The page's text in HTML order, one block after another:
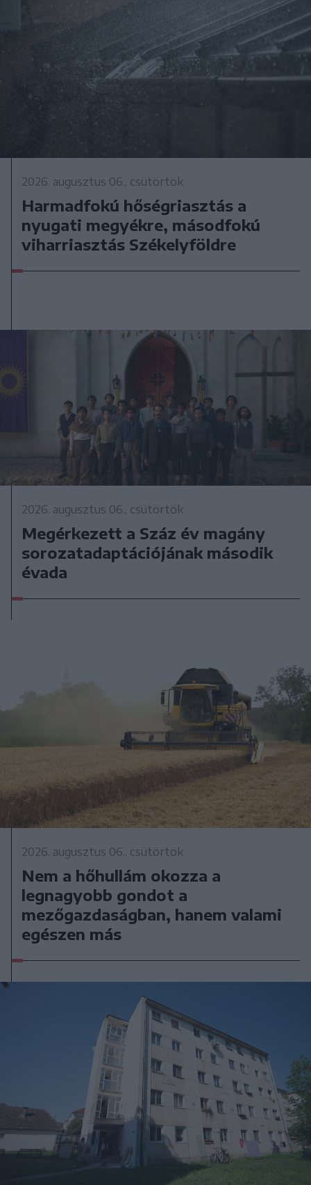
2026. augusztus 06., csütörtök
Harmadfokú hőségriasztás a
nyugati megyékre, másodfokú
viharriasztás Székelyföldre
2026. augusztus 06., csütörtök
Megérkezett a Száz év magány
sorozatadaptációjának második
évada
2026. augusztus 06., csütörtök
Nem a hőhullám okozza a
legnagyobb gondot a
mezőgazdaságban, hanem valami
egészen más